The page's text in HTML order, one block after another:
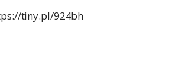
tiny.pl/924bh